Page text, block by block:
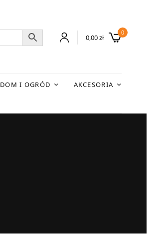
0,00zł
0
DOM I OGRÓD
AKCESORIA